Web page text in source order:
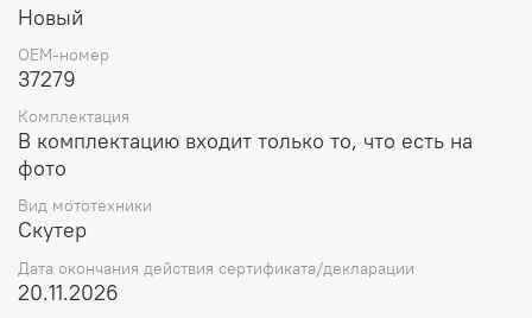
применяются в зависимости от требований конкретной
машины или механизма. Они могут быть однорядными
или многорядными, с различной конфигурацией и
необходимы для обеспечения плавного движения и
вращения различных механизмов, увеличения их
эффективности и надежности, а также уменьшения
износа и повышения срока службы
оборудования.подшипник 6201
Новый
OEM-номер
37279
Комплектация
В комплектацию входит только то, что есть на
фото
Вид мототехники
Скутер
Дата окончания действия сертификата/декларации
20.11.2026